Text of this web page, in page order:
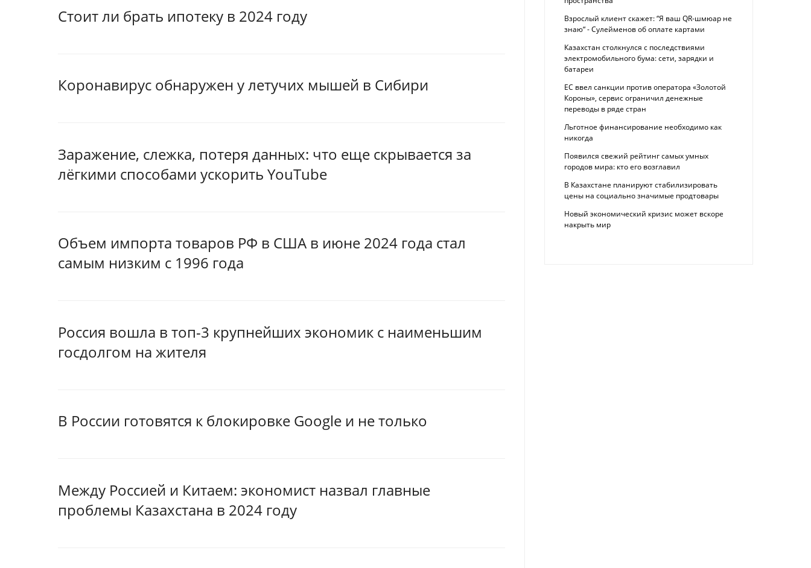
Стоит ли брать ипотеку в 2024 году
Коронавирус обнаружен у летучих мышей в Сибири
Заражение, слежка, потеря данных: что еще скрывается за
лёгкими способами ускорить YouTube
Объем импорта товаров РФ в США в июне 2024 года стал
самым низким с 1996 года
Россия вошла в топ-3 крупнейших экономик с наименьшим
госдолгом на жителя
В России готовятся к блокировке Google и не только
Между Россией и Китаем: экономист назвал главные
проблемы Казахстана в 2024 году
Взрослый клиент скажет: “Я ваш QR-шмюар не
знаю“ - Сулейменов об оплате картами
Казахстан столкнулся с последствиями
электромобильного бума: сети, зарядки и
батареи
ЕС ввел санкции против оператора «Золотой
Короны», сервис ограничил денежные
переводы в ряде стран
Льготное финансирование необходимо как
никогда
Появился свежий рейтинг самых умных
городов мира: кто его возглавил
В Казахстане планируют стабилизировать
цены на социально значимые продтовары
Новый экономический кризис может вскоре
накрыть мир